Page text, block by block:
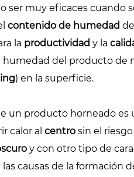
ser muy eficaces cuando
contenido de humedad
la productividad y la
del producto de
) en la superficie.
un producto horneado es
calor al centrosin el
y con otro tipo de
causas de la formación